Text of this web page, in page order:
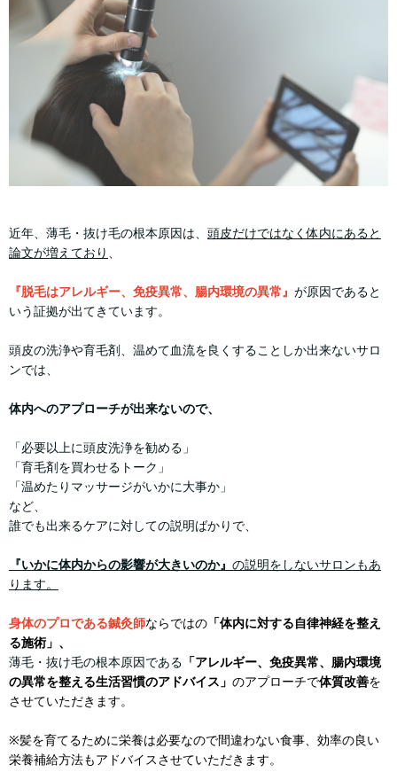
近年、薄毛・抜け毛の根本原因は、 頭皮だけではなく体内にあると
論文が増えており 、
『脱毛はアレルギー、免疫異常、腸内環境の異常』 が原因であると
いう証拠が出てきています。
頭皮の洗浄や育毛剤、温めて血流を良くすることしか出来ないサロ
ンでは、
体内へのアプローチが出来ないので、
「必要以上に頭皮洗浄を勧める」
「育毛剤を買わせるトーク」
「温めたりマッサージがいかに大事か」
など、
誰でも出来るケアに対しての説明ばかりで、
『いかに体内からの影響が大きいのか』 の説明をしないサロンもあ
ります。
身体のプロである鍼灸師ならではの 「体内に対する自律神経を整え
る施術」、
薄毛・抜け毛の根本原因である 「アレルギー、免疫異常、腸内環境
の異常を整える生活習慣のアドバイス」 のアプローチで体質改善を
させていただきます。
※髪を育てるために栄養は必要なので間違わない食事、効率の良い
栄養補給方法もアドバイスさせていただきます。